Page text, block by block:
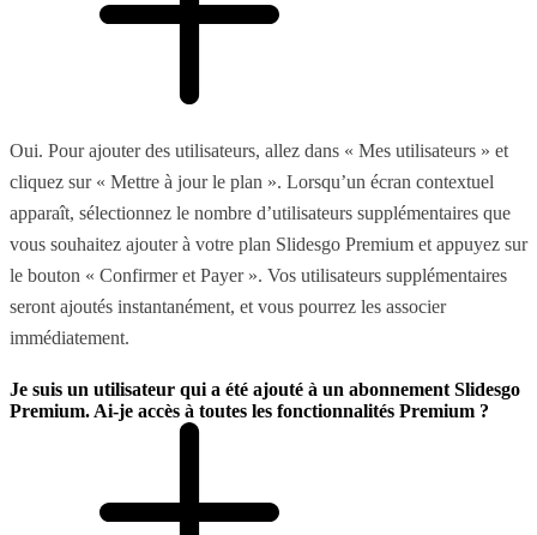
Oui. Pour ajouter des utilisateurs, allez dans « Mes utilisateurs » et
cliquez sur « Mettre à jour le plan ». Lorsqu’un écran contextuel
apparaît, sélectionnez le nombre d’utilisateurs supplémentaires que
vous souhaitez ajouter à votre plan Slidesgo Premium et appuyez sur
le bouton « Confirmer et Payer ». Vos utilisateurs supplémentaires
seront ajoutés instantanément, et vous pourrez les associer
immédiatement.
Je suis un utilisateur qui a été ajouté à un abonnement Slidesgo
Premium. Ai-je accès à toutes les fonctionnalités Premium ?